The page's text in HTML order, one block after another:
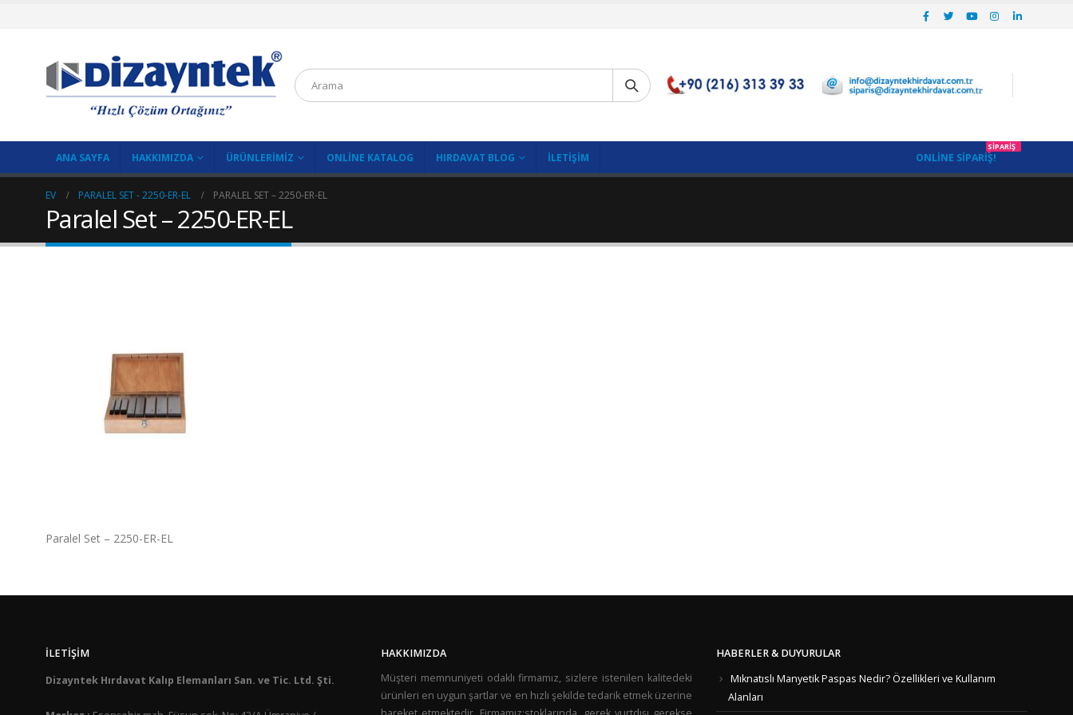
ANA SAYFA HAKKIMIZDA ÜRÜNLERIMIZ ONLINE KATALOG HIRDAVAT BLOG İLETIŞIM ONLINE SIPARIŞ!
SIPARIŞ
EV PARALEL SET - 2250-ER-EL PARALEL SET – 2250-ER-EL
Paralel Set – 2250-ER-EL
Paralel Set – 2250-ER-EL
İLETIŞIM
Dizayntek Hırdavat Kalıp Elemanları San. ve Tic. Ltd. Şti.
HAKKIMIZDA
Müşteri memnuniyeti odaklı firmamız, sizlere istenilen kalitedeki
ürünleri en uygun şartlar ve en hızlı şekilde tedarik etmek üzerine
HABERLER & DUYURULAR
Mıknatıslı Manyetik Paspas Nedir? Özellikleri ve Kullanım
Alanları